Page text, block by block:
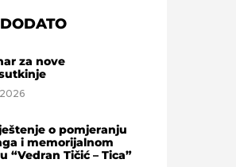
za nove
o pomjeranju
i memorijalnom
“Vedran Tičić – Tica”